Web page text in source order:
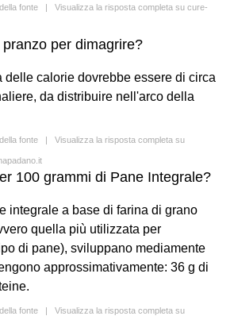
fonte | Visualizza la risposta completa su cure-
per dimagrire?
delle calorie dovrebbe essere di circa
da distribuire nell'arco della
fonte | Visualizza la risposta completa su
100 grammi di Pane Integrale?
integrale a base di farina di grano
quella più utilizzata per
di pane), sviluppano mediamente
approssimativamente: 36 g di
fonte | Visualizza la risposta completa su